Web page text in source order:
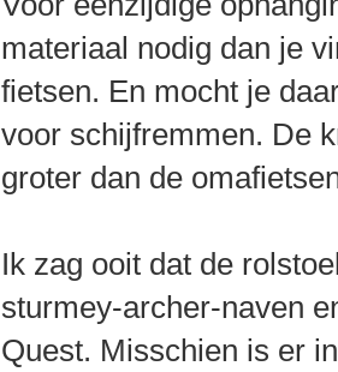
materiaal nodig dan je
fietsen. En mocht je
voor schijfremmen. De
groter dan de
Ik zag ooit dat de
sturmey-archer-naven
Quest. Misschien is er